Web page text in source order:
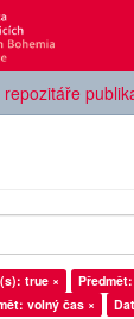
true ×
volný čas ×